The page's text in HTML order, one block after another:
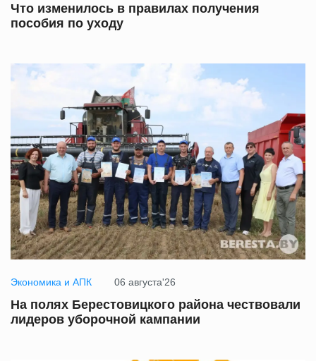
Что изменилось в правилах получения
пособия по уходу
Экономика и АПК 06 августа'26
На полях Берестовицкого района чествовали
лидеров уборочной кампании